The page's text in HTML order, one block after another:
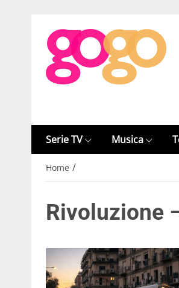
Serie TV Musica
Home /
Rivoluzione